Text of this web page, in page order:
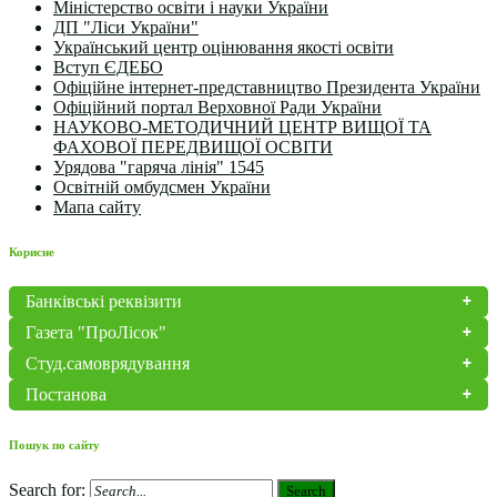
Міністерство освіти і науки України
ДП "Ліси України"
Український центр оцінювання якості освіти
Вступ ЄДЕБО
Офіційне інтернет-представництво Президента України
Офіційний портал Верховної Ради України
НАУКОВО-МЕТОДИЧНИЙ ЦЕНТР ВИЩОЇ ТА
ФАХОВОЇ ПЕРЕДВИЩОЇ ОСВІТИ
Урядова "гаряча лінія" 1545
Освітній омбудсмен України
Мапа сайту
Корисне
Банківські реквізити
Газета "ПроЛісок"
Студ.самоврядування
Постанова
Пошук по сайту
Search for: Search